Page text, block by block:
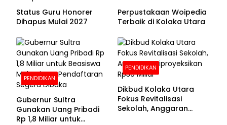
Status Guru Honorer
Dihapus Mulai 2027
Perpustakaan Woipedia
Terbaik di Kolaka Utara
PENDIDIKAN
Gubernur Sultra
Gunakan Uang Pribadi
Rp 1,8 Miliar untuk
PENDIDIKAN
Dikbud Kolaka Utara
Fokus Revitalisasi
Sekolah, Anggaran